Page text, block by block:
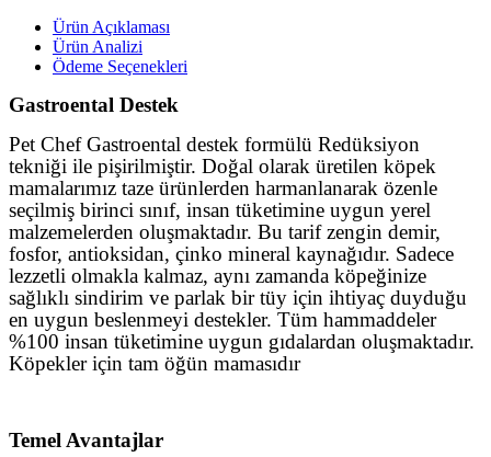
Ürün Açıklaması
Ürün Analizi
Ödeme Seçenekleri
Gastroental Destek
Pet Chef Gastroental destek formülü Redüksiyon
tekniği ile pişirilmiştir. Doğal olarak üretilen köpek
mamalarımız taze ürünlerden harmanlanarak özenle
seçilmiş birinci sınıf, insan tüketimine uygun yerel
malzemelerden oluşmaktadır. Bu tarif zengin demir,
fosfor, antioksidan, çinko mineral kaynağıdır. Sadece
lezzetli olmakla kalmaz, aynı zamanda köpeğinize
sağlıklı sindirim ve parlak bir tüy için ihtiyaç duyduğu
en uygun beslenmeyi destekler. Tüm hammaddeler
%100 insan tüketimine uygun gıdalardan oluşmaktadır.
Köpekler için tam öğün mamasıdır
Temel Avantajlar